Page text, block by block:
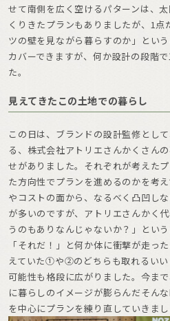
せて南側を広く空けるパターンは、
くりきたプランもありましたが、1
ツの壁を見ながら暮らすのか」とい
カバーできますが、何か設計の段階
た。
見えてきたこの土地での暮らし
この日は、ブランドの設計監修とし
る、株式会社アトリエさんかくさん
せがありました。それぞれが考えた
た方向性でプランを進めるのかを考
やコストの面から、なるべく凸凹し
が多いのですが、アトリエさんかく
うのもありなんじゃないか？」とい
「それだ！」と何か体に衝撃が走っ
えていた①や②のどちらも取れるいい
可能性も格段に広がりました。今ま
に暮らしのイメージが膨らんだそん
を中心にプランを練り直していきま